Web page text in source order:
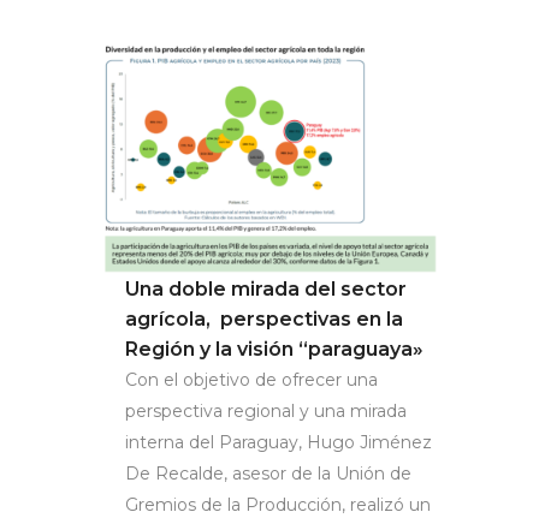
Una doble mirada del sector
agrícola, perspectivas en la
Región y la visión “paraguaya»
Con el objetivo de ofrecer una
perspectiva regional y una mirada
interna del Paraguay, Hugo Jiménez
De Recalde, asesor de la Unión de
Gremios de la Producción, realizó un